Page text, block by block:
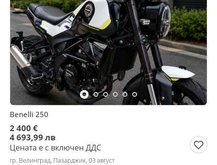
Benelli 250
2 400 €
4 693,99 лв
Цената е с включен ДДС
гр. Велинград, Пазарджик, 03 август